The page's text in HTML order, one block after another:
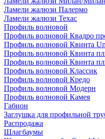
Ламели жалюзи Палермо
Ламели жалюзи Техас
Профиль волновой
Профиль волновой Квадро
Профиль волновой Квинта
Профиль волновой Квинта
Профиль волновой Квинта
Профиль волновой Классик
Профиль волновой Кредо
Профиль волновой Модерн
Профиль волновой Камея
Габион
Заглушка для профильной
Распродажа
Шлагбаумы